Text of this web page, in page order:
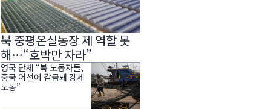
북 중평온실농장 제 역할 못
해…“호박만 자라”
영국 단체 “북 노동자들,
중국 어선에 감금돼 강제
노동”